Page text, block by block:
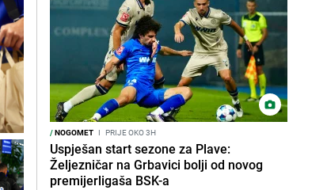
/NOGOMET I PRIJE OKO 3H
Uspješan start sezone za Plave:
Željezničar na Grbavici bolji od novog
premijerligaša BSK-a